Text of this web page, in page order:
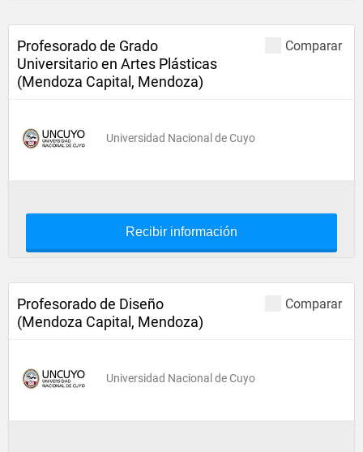
Comparar
Profesorado de Grado
Universitario en Artes Plásticas
(Mendoza Capital, Mendoza)
Universidad Nacional de Cuyo
Recibir información
Comparar
Profesorado de Diseño
(Mendoza Capital, Mendoza)
Universidad Nacional de Cuyo